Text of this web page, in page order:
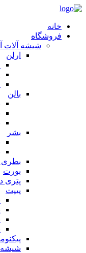
خانه
فروشگاه
شیشه آلات
ارلن
بالن
بشر
بطری
بورت
پتری
پیپت
شیشه